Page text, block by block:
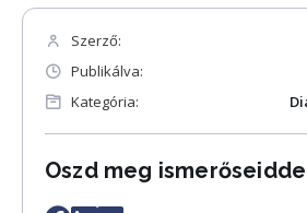
Szerző:
Publikálva:
Kategória:
Oszd meg